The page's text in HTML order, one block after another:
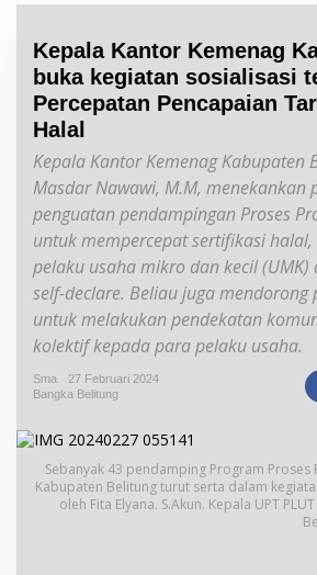
Kepala Kantor Kemenag
buka kegiatan sosialisasi
Percepatan Pencapaian
Halal
Kepala Kantor Kemenag Kabupaten
Masdar Nawawi, M.M, menekankan
penguatan pendampingan Proses
untuk mempercepat sertifikasi
pelaku usaha mikro dan kecil (UMK)
self-declare. Beliau juga mendorong
untuk melakukan pendekatan
kolektif kepada para pelaku usaha.
Sma
27 Februari 2024
Bangka Belitung
Sebanyak 43 pendamping Program Proses
Kabupaten Belitung turut serta dalam
oleh Fita Elyana. S.Akun. Kepala UPT